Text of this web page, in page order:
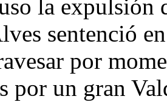
la expulsión
sentenció
por
por un gran